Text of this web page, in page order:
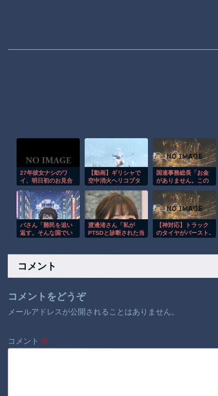
27年彼女ナシのワ
イ、明日初のお見合
【動画】ギリシャで
空中消火ヘリコプタ
う事故。
国連事務総長「お金
がありません。この
崩壊します。助けて
下さい」
パさん「難民を追い
返す。そんな国でい
渡邊渚さん「私が
PTSDと診断された当
れていませんでし
【神対応】トラック
のタイヤがバースト､
転手が命懸けで救っ
コメント
コメントをどうぞ
メールアドレスが公開されることはありません。
コメント ※